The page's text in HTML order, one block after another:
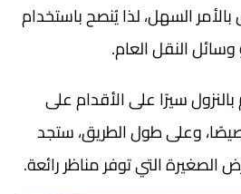
السهل، لذا يُنصح باستخدام
وسائل النقل العام.
سيرًا على الأقدام على
وعلى طول الطريق، ستجد
التي توفر مناظر رائعة.